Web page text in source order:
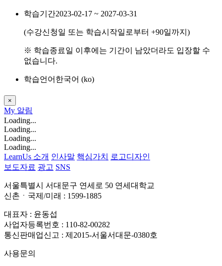
학습기간2023-02-17 ~ 2027-03-31
(수강신청일 또는 학습시작일로부터 +90일까지)
※ 학습종료일 이후에는 기간이 남았더라도 입장할 수
없습니다.
학습언어 한국어 ‎(ko)‎
×
My 알림
Loading...
Loading...
Loading...
Loading...
LearnUs 소개 인사말 핵심가치
로고디자인
보도자료 광고 SNS
서울특별시 서대문구 연세로 50 연세대학교
신촌ㆍ국제/미래 : 1599-1885
대표자 : 윤동섭
사업자등록번호 : 110-82-00282
통신판매업신고 : 제2015-서울서대문-0380호
사용문의